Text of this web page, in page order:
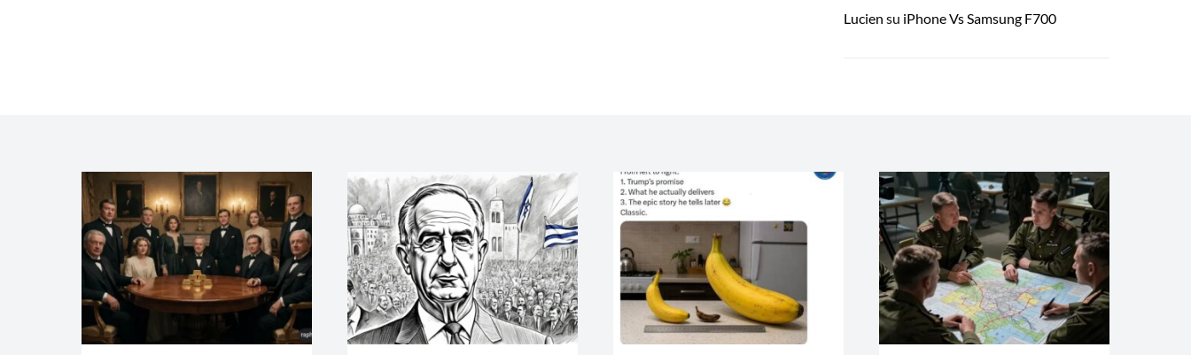
Lucien su iPhone Vs Samsung F700